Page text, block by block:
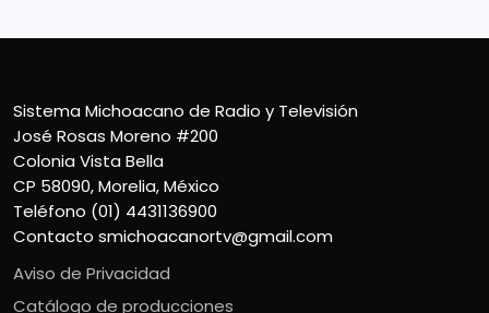
Sistema Michoacano de Radio y Televisión
José Rosas Moreno #200
Colonia Vista Bella
CP 58090, Morelia, México
Teléfono (01) 4431136900
Contacto smichoacanortv@gmail.com
Aviso de Privacidad
Catálogo de producciones